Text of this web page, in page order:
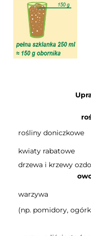
rośliny doniczkowe
kwiaty rabatowe
drzewa i krzewy
warzywa
(np. pomidory,